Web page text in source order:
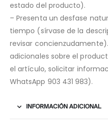
estado del producto).
– Presenta un desfase
tiempo (sírvase de la
revisar
adicionales sobre el
el artículo, solicitar
WhatsApp 903 431 983).
INFORMACIÓN ADICIONAL